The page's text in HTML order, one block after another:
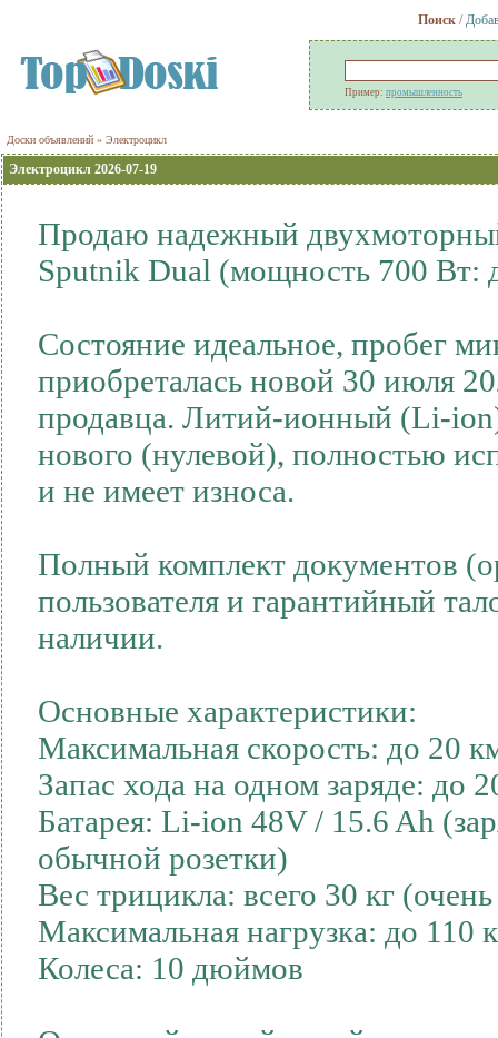
Поиск/
Пример: промышленность
Доски объявлений » Электроцикл
Электроцикл 2026-07-19
Продаю надежный
Sputnik Dual (мощность 700 Вт:
Состояние идеальное, пробег
приобреталась новой 30 июля
продавца. Литий-ионный (Li-
нового (нулевой), полностью
и не имеет износа.
Полный комплект документов
пользователя и гарантийный
наличии.
Основные характеристики:
Максимальная скорость: до 20
Запас хода на одном заряде: до
Батарея: Li-ion 48V / 15.6 Ah
обычной розетки)
Вес трицикла: всего 30 кг
Максимальная нагрузка: до 110
Колеса: 10 дюймов